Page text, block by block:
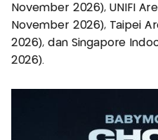
November 2026), UNIFI
November 2026), Taipei
2026), dan Singapore
2026).